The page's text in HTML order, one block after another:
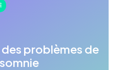
des problèmes de